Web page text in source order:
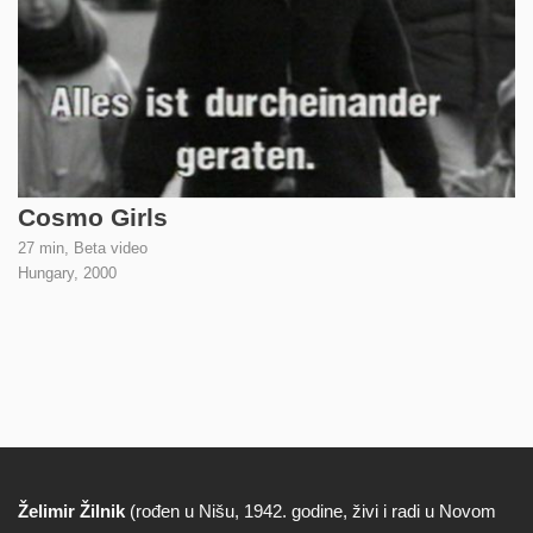
Cosmo Girls
27 min, Beta video
Hungary, 2000
Biografija
Želimir Žilnik (rođen u Nišu, 1942. godine, živi i radi u Novom